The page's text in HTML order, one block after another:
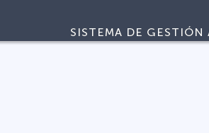
SISTEMA DE